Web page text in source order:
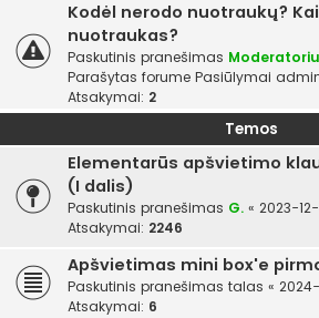
Kodėl nerodo nuotraukų?
nuotraukas?
Paskutinis pranešimas
Parašytas forume Pasiūlymai
Atsakymai: 2
Temos
Elementarūs apšvietimo
(I dalis)
Paskutinis pranešimas G. « 2023-
Atsakymai: 2246
Apšvietimas mini box'e
Paskutinis pranešimas talas «
Atsakymai: 6